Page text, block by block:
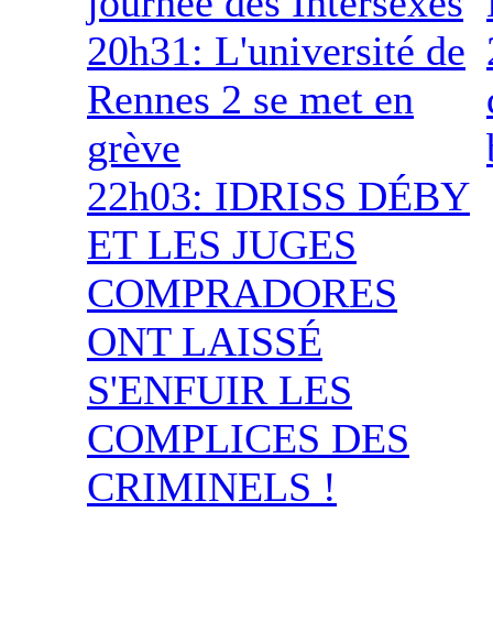
20h31: L'université de
Rennes 2 se met en
grève
22h03: IDRISS DÉBY
ET LES JUGES
COMPRADORES
ONT LAISSÉ
S'ENFUIR LES
COMPLICES DES
CRIMINELS !